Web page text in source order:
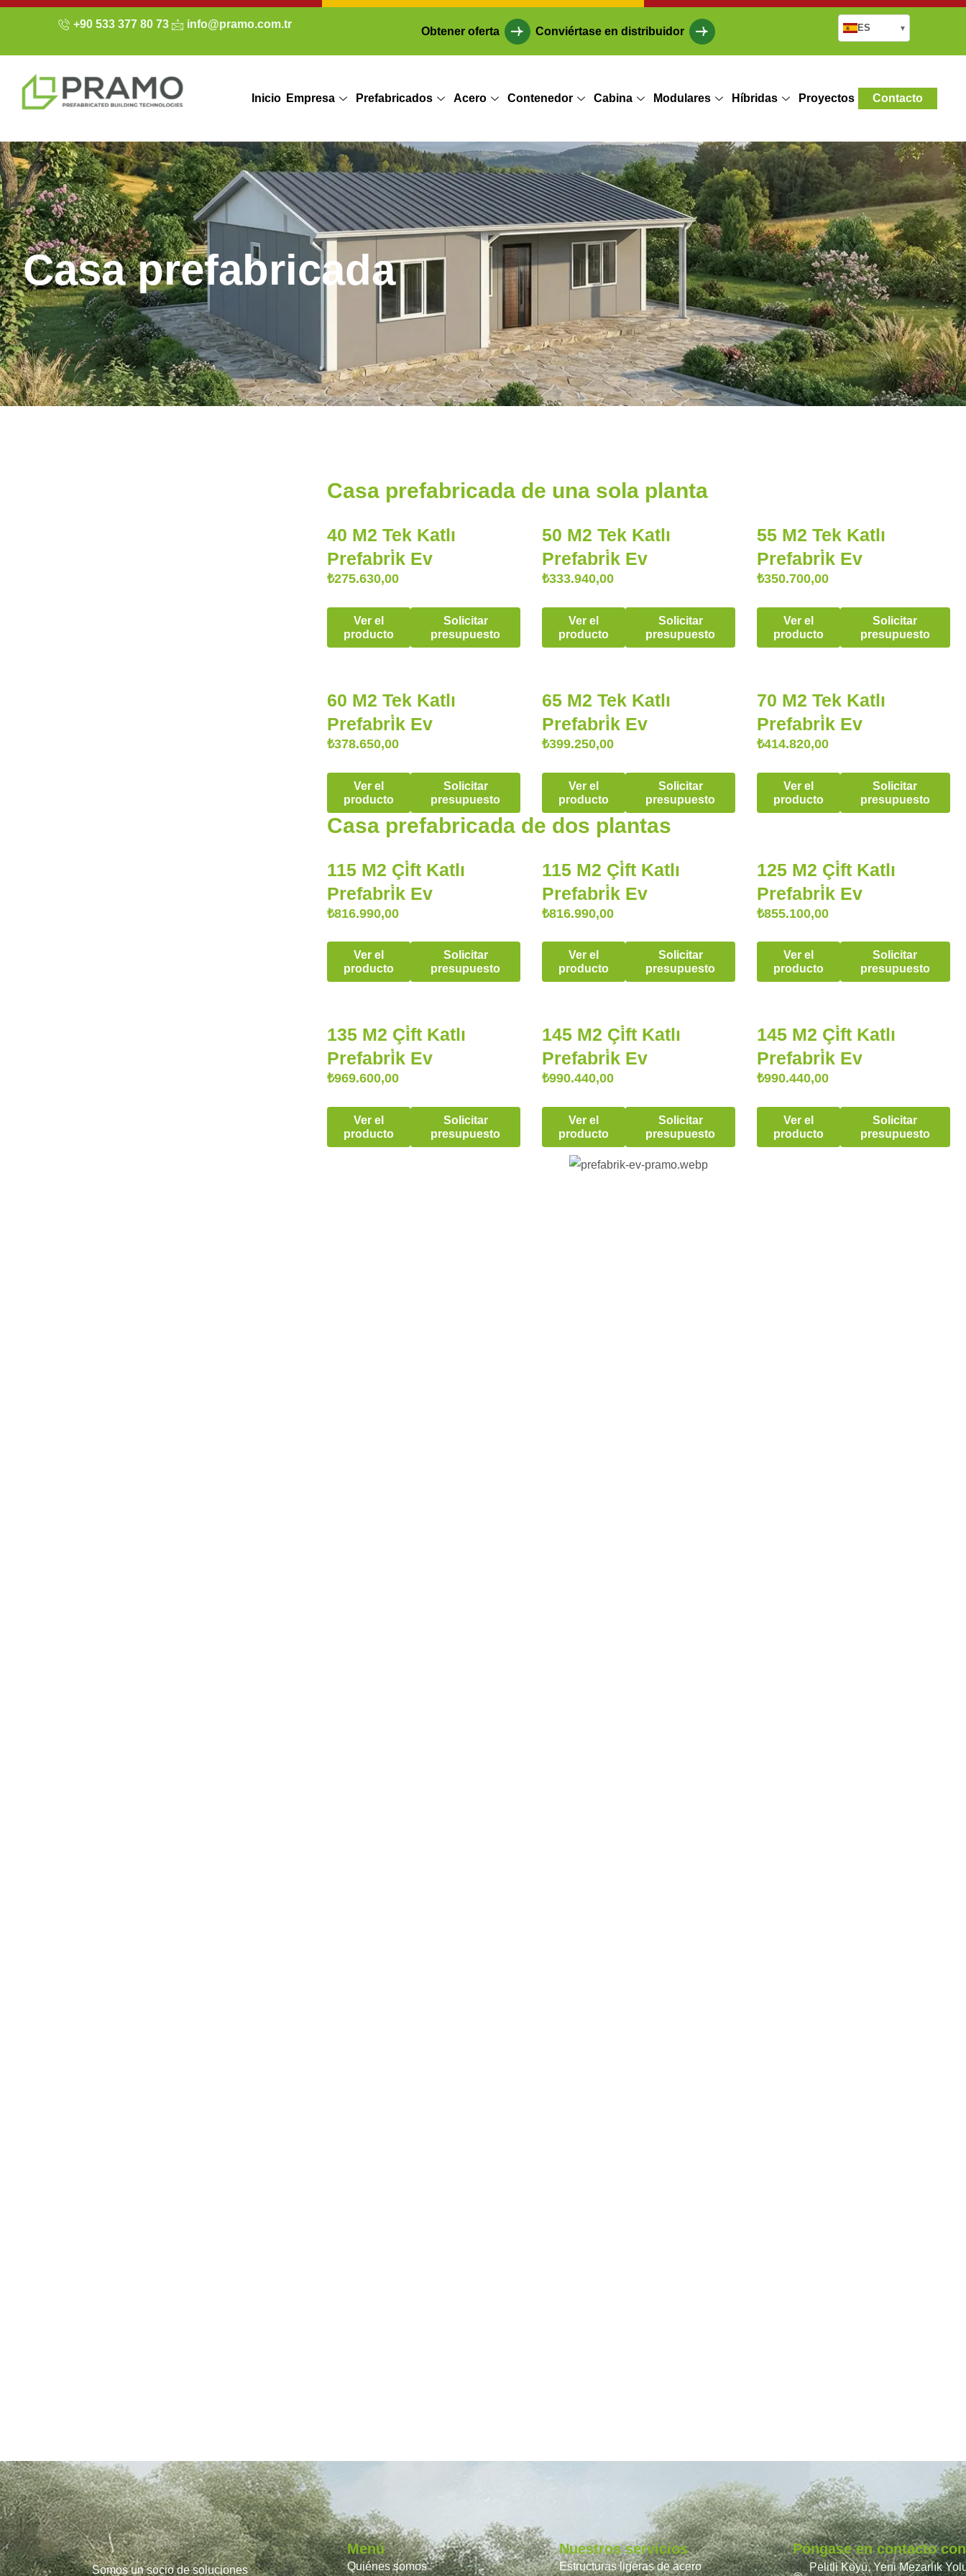
+90 533 377 80 73 info@pramo.com.tr
Obtener oferta Conviértase en distribuidor ES ▾
Inicio Empresa Prefabricados Acero Contenedor Cabina Modulares Híbridas Proyectos Contacto
Casa prefabricada
Casa prefabricada de una sola planta
40 M2 Tek Katlı
Prefabri̇k Ev
₺275.630,00
Ver el
producto
Solicitar
presupuesto
50 M2 Tek Katlı
Prefabri̇k Ev
₺333.940,00
Ver el
producto
Solicitar
presupuesto
55 M2 Tek Katlı
Prefabri̇k Ev
₺350.700,00
Ver el
producto
Solicitar
presupuesto
60 M2 Tek Katlı
Prefabri̇k Ev
₺378.650,00
Ver el
producto
Solicitar
presupuesto
65 M2 Tek Katlı
Prefabri̇k Ev
₺399.250,00
Ver el
producto
Solicitar
presupuesto
70 M2 Tek Katlı
Prefabri̇k Ev
₺414.820,00
Ver el
producto
Solicitar
presupuesto
Casa prefabricada de dos plantas
115 M2 Çi̇ft Katlı
Prefabri̇k Ev
₺816.990,00
Ver el
producto
Solicitar
presupuesto
115 M2 Çi̇ft Katlı
Prefabri̇k Ev
₺816.990,00
Ver el
producto
Solicitar
presupuesto
125 M2 Çi̇ft Katlı
Prefabri̇k Ev
₺855.100,00
Ver el
producto
Solicitar
presupuesto
135 M2 Çi̇ft Katlı
Prefabri̇k Ev
₺969.600,00
Ver el
producto
Solicitar
presupuesto
145 M2 Çi̇ft Katlı
Prefabri̇k Ev
₺990.440,00
Ver el
producto
Solicitar
presupuesto
145 M2 Çi̇ft Katlı
Prefabri̇k Ev
₺990.440,00
Ver el
producto
Solicitar
presupuesto
Somos un socio de soluciones
Menú
Quiénes somos
Nuestros servicios
Estructuras ligeras de acero
Póngase en contacto con
Pelitli Köyü, Yeni Mezarlık